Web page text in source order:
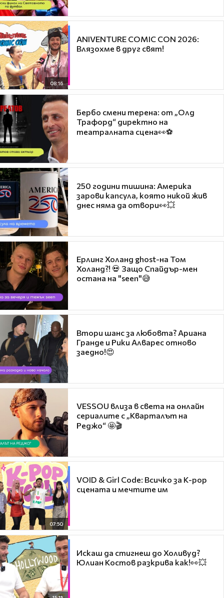
08:16
ANIVENTURE COMIC CON 2026:
Влязохме в друг свят!
Бербо смени терена: от „Олд
Трафорд“ директно на
театралната сцена👀⚽
250 години тишина: Америка
зарови капсула, която никой жив
днес няма да отвори👀💥
Ерлинг Холанд ghost-на Том
Холанд?! 💀 Защо Спайдър-мен
остана на "seen"😅
Втори шанс за любовта? Ариана
Гранде и Рики Алварес отново
заедно!😍
VESSOU влиза в света на онлайн
сериалите с „Кварталът на
Реджо“ 🤩🎬
07:50
VOID & Girl Code: Всичко за K-pop
сцената и мечтите им
Искаш да стигнеш до Холивуд?
Юлиан Костов разкрива как!👀💥